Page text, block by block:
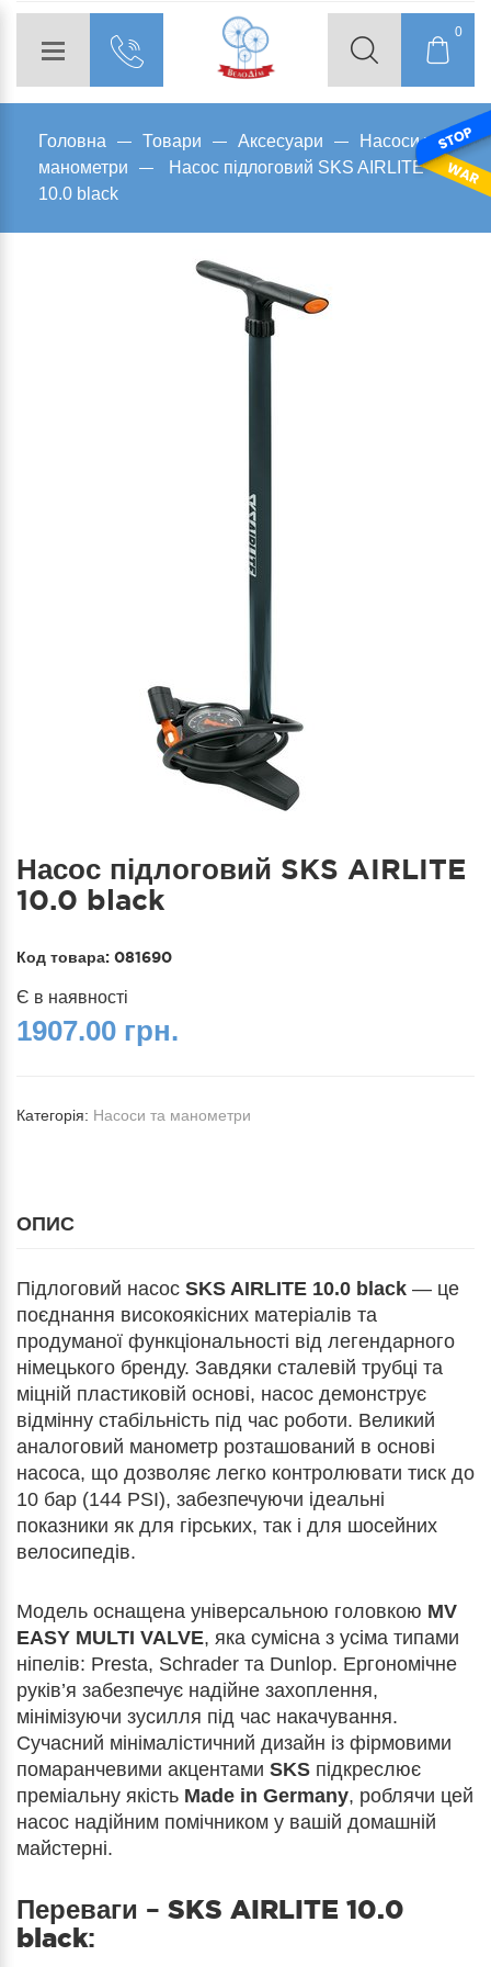
0
Головна Товари Аксесуари
Насоси та
манометри
Насос підлоговий SKS AIRLITE
10.0 black
Насос підлоговий SKS AIRLITE
10.0 black
Код товара: 081690
Є в наявності
1907.00 грн.
Категорія: Насоси та манометри
ОПИС
Підлоговий насос SKS AIRLITE 10.0 black — це
поєднання високоякісних матеріалів та
продуманої функціональності від легендарного
німецького бренду. Завдяки сталевій трубці та
міцній пластиковій основі, насос демонструє
відмінну стабільність під час роботи. Великий
аналоговий манометр розташований в основі
насоса, що дозволяє легко контролювати тиск до
10 бар (144 PSI), забезпечуючи ідеальні
показники як для гірських, так і для шосейних
велосипедів.
Модель оснащена універсальною головкою MV
EASY MULTI VALVE, яка сумісна з усіма типами
ніпелів: Presta, Schrader та Dunlop. Ергономічне
руків’я забезпечує надійне захоплення,
мінімізуючи зусилля під час накачування.
Сучасний мінімалістичний дизайн із фірмовими
помаранчевими акцентами SKS підкреслює
преміальну якість Made in Germany, роблячи цей
насос надійним помічником у вашій домашній
майстерні.
Переваги – SKS AIRLITE 10.0
black: